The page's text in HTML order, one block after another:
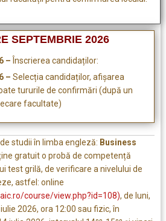
SEPTEMBRIE 2026
–Înscrierea candidaților:
– Selecția candidaților, afișarea
tururile de confirmări (după un
facultate)
studii în limba engleză: Business
gratuit o probă de competență
test grilă, de verificare a nivelului de
astfel: online
course/view.php?id=108), de luni,
2026, ora 12:00 sau fizic, în